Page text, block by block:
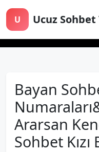
U Ucuz Sohbet
Bayan
Ararsan
Sohbet